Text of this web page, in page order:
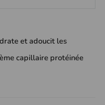
et adoucit les
capillaire protéinée